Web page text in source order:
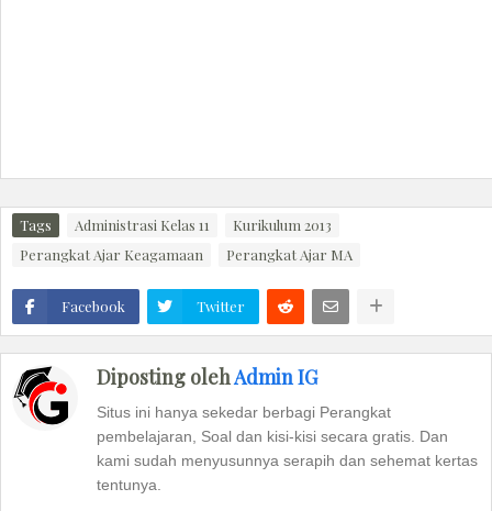
Tags Administrasi Kelas 11
Kurikulum 2013
Perangkat Ajar Keagamaan
Perangkat Ajar MA
Facebook Twitter
Diposting olehAdmin IG
Situs ini hanya sekedar berbagi Perangkat
pembelajaran, Soal dan kisi-kisi secara gratis. Dan
kami sudah menyusunnya serapih dan sehemat kertas
tentunya.